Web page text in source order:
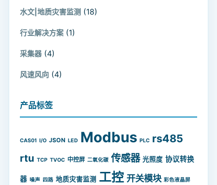
水文|地质灾害监测 (18)
行业解决方案 (1)
采集器 (4)
风速风向 (4)
产品标签
CAS01 I/O JSON LED Modbus PLC rs485
rtu TCP TVOC 中控屏 二氧化碳 传感器 光照度 协议转换
器 噪声 四路 地质灾害监测 工控 开关模块 彩色液晶屏